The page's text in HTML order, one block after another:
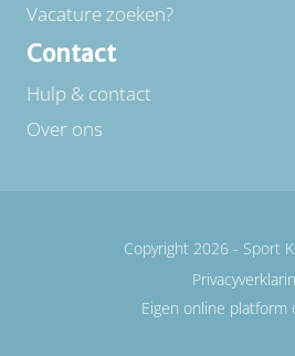
Vacature zoeken?
Contact
Hulp & contact
Over ons
Copyright 2026 - Sport
Eigen online platform